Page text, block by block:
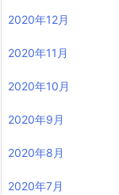
2020年12月
2020年11月
2020年10月
2020年9月
2020年8月
2020年7月